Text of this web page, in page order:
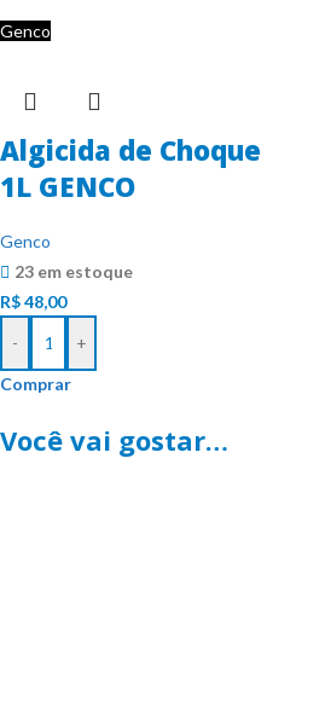
Você vai gostar…
Genco
Algicida de Choque
1L GENCO
Genco
23 em estoque
R$48,00
-
+
Comprar